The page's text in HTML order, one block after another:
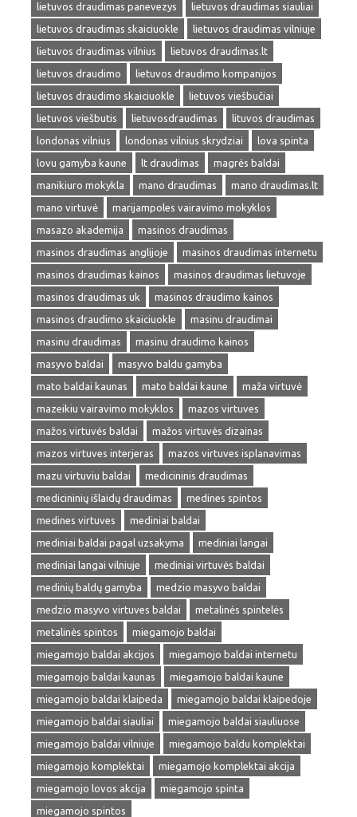
lietuvos draudimas panevezys
lietuvos draudimas siauliai
lietuvos draudimas skaiciuokle
lietuvos draudimas vilniuje
lietuvos draudimas vilnius
lietuvos draudimas.lt
lietuvos draudimo
lietuvos draudimo kompanijos
lietuvos draudimo skaiciuokle
lietuvos viešbučiai
lietuvos viešbutis
lietuvosdraudimas
lituvos draudimas
londonas vilnius
londonas vilnius skrydziai
lova spinta
lovu gamyba kaune
lt draudimas
magrės baldai
manikiuro mokykla
mano draudimas
mano draudimas.lt
mano virtuvė
marijampoles vairavimo mokyklos
masazo akademija
masinos draudimas
masinos draudimas anglijoje
masinos draudimas internetu
masinos draudimas kainos
masinos draudimas lietuvoje
masinos draudimas uk
masinos draudimo kainos
masinos draudimo skaiciuokle
masinu draudimai
masinu draudimas
masinu draudimo kainos
masyvo baldai
masyvo baldu gamyba
mato baldai kaunas
mato baldai kaune
maža virtuvė
mazeikiu vairavimo mokyklos
mazos virtuves
mažos virtuvės baldai
mažos virtuvės dizainas
mazos virtuves interjeras
mazos virtuves isplanavimas
mazu virtuviu baldai
medicininis draudimas
medicininių išlaidų draudimas
medines spintos
medines virtuves
mediniai baldai
mediniai baldai pagal uzsakyma
mediniai langai
mediniai langai vilniuje
mediniai virtuvės baldai
medinių baldų gamyba
medzio masyvo baldai
medzio masyvo virtuves baldai
metalinės spintelės
metalinės spintos
miegamojo baldai
miegamojo baldai akcijos
miegamojo baldai internetu
miegamojo baldai kaunas
miegamojo baldai kaune
miegamojo baldai klaipeda
miegamojo baldai klaipedoje
miegamojo baldai siauliai
miegamojo baldai siauliuose
miegamojo baldai vilniuje
miegamojo baldu komplektai
miegamojo komplektai
miegamojo komplektai akcija
miegamojo lovos akcija
miegamojo spinta
miegamojo spintos